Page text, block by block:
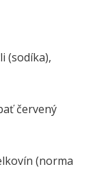
(sodíka),
červený
(norma